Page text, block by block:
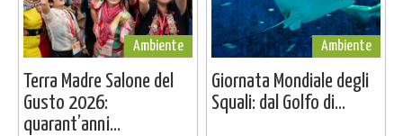
Ambiente
Terra Madre Salone del
Gusto 2026:
quarant’anni...
Ambiente
Giornata Mondiale degli
Squali: dal Golfo di...